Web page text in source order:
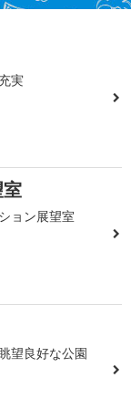
実
ョン展望室
望良好な公園